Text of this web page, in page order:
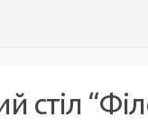
стіл